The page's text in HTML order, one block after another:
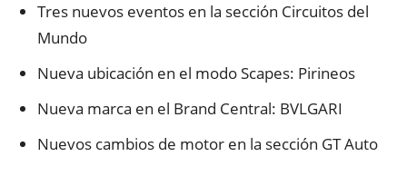
Tres nuevos eventos en la sección Circuitos del
Mundo
Nueva ubicación en el modo Scapes: Pirineos
Nueva marca en el Brand Central: BVLGARI
Nuevos cambios de motor en la sección GT Auto